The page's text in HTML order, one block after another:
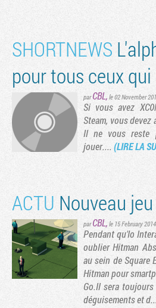
SHORTNEWS
pour tous ceux qui
parCBL, le 02 November
Si vous avez
Steam, vous devez
Il ne vous reste
jouer.... (LIRE LA
ACTU Nouveau
parCBL, le 15 February 2014
Pendant qu'Io
oublier Hitman
au sein de Square
Hitman pour
Go.Il sera
déguisements et d...